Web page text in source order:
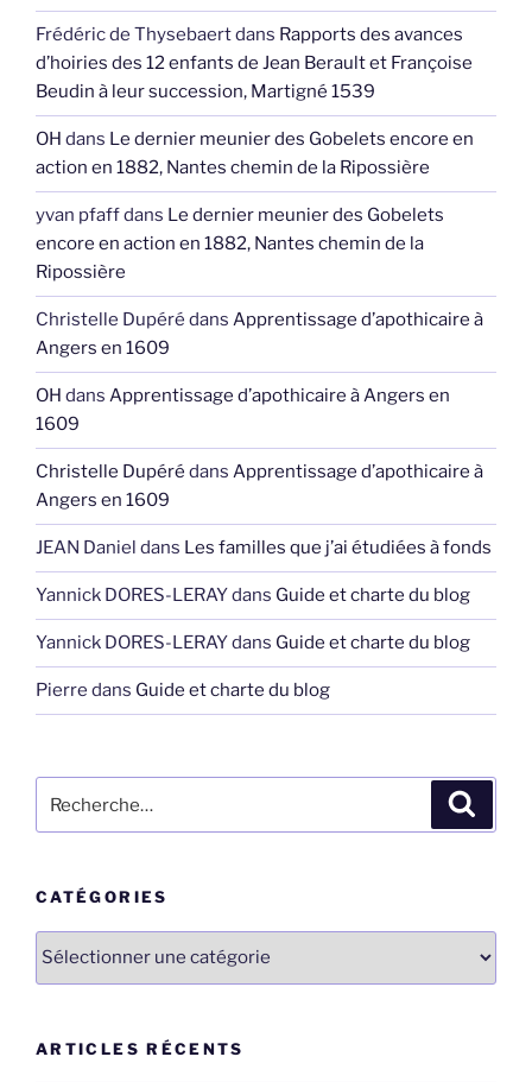
Frédéric de Thysebaertdans Rapports des avances
d’hoiries des 12 enfants de Jean Berault et Françoise
Beudin à leur succession, Martigné 1539
OH dans Le dernier meunier des Gobelets encore en
action en 1882, Nantes chemin de la Ripossière
yvan pfaffdans Le dernier meunier des Gobelets
encore en action en 1882, Nantes chemin de la
Ripossière
Christelle Dupéré dans Apprentissage d’apothicaire à
Angers en 1609
OH dans Apprentissage d’apothicaire à Angers en
1609
Christelle Dupéré dans Apprentissage d’apothicaire à
Angers en 1609
JEAN Daniel dans Les familles que j’ai étudiées à fonds
Yannick DORES-LERAYdans Guide et charte du blog
Yannick DORES-LERAYdans Guide et charte du blog
Pierre dans Guide et charte du blog
pour
CATÉGORIES
Catégories
ARTICLES RÉCENTS